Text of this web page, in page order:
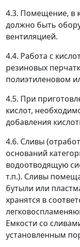
4.3. Помещение, в
должно быть
вентиляцией.
4.4. Работа с
резиновых
полиэтиленовом
4.5. При
кислот,
добавления
4.6. Сливы
оснований
водоотводящую
т.п.). Сливы
бутыли или
хранятся в
Емкости со
установленным